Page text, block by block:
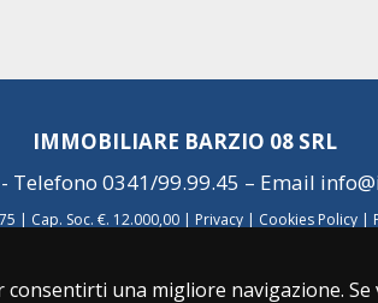
una migliore navigazione.
IMMOBILIARE BARZIO 08 SRL
Telefono 0341/99.99.45 – Email
| Cap. Soc. €. 12.000,00 | Privacy | Cookies Policy |